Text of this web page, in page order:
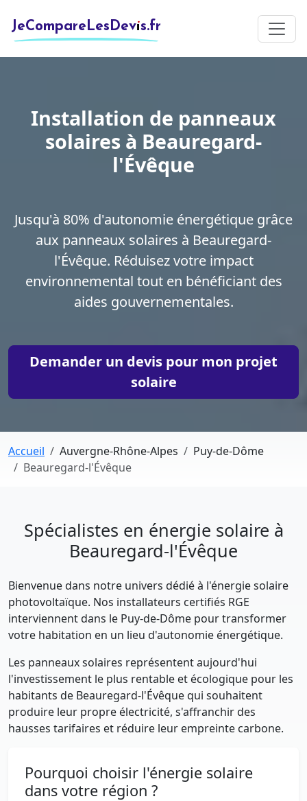
JeCompareLesDevis.fr
Installation de panneaux
solaires à Beauregard-
l'Évêque
Jusqu'à 80% d'autonomie énergétique grâce
aux panneaux solaires à Beauregard-
l'Évêque. Réduisez votre impact
environnemental tout en bénéficiant des
aides gouvernementales.
Demander un devis pour mon projet
solaire
Accueil Auvergne-Rhône-Alpes
Puy-de-Dôme
Beauregard-l'Évêque
Spécialistes en énergie solaire à
Beauregard-l'Évêque
Bienvenue dans notre univers dédié à l'énergie solaire
photovoltaïque. Nos installateurs certifiés RGE
interviennent dans le Puy-de-Dôme pour transformer
votre habitation en un lieu d'autonomie énergétique.
Les panneaux solaires représentent aujourd'hui
l'investissement le plus rentable et écologique pour les
habitants de Beauregard-l'Évêque qui souhaitent
produire leur propre électricité, s'affranchir des
hausses tarifaires et réduire leur empreinte carbone.
Pourquoi choisir l'énergie solaire
dans votre région ?